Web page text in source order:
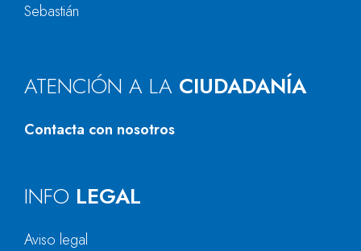
Sebastián
ATENCIÓN A LA CIUDADANÍA
Contacta con nosotros
INFO LEGAL
Aviso legal